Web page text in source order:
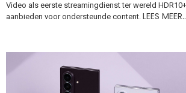
Video als eerste streamingdienst ter wereld
aanbieden voor ondersteunde content. LEES